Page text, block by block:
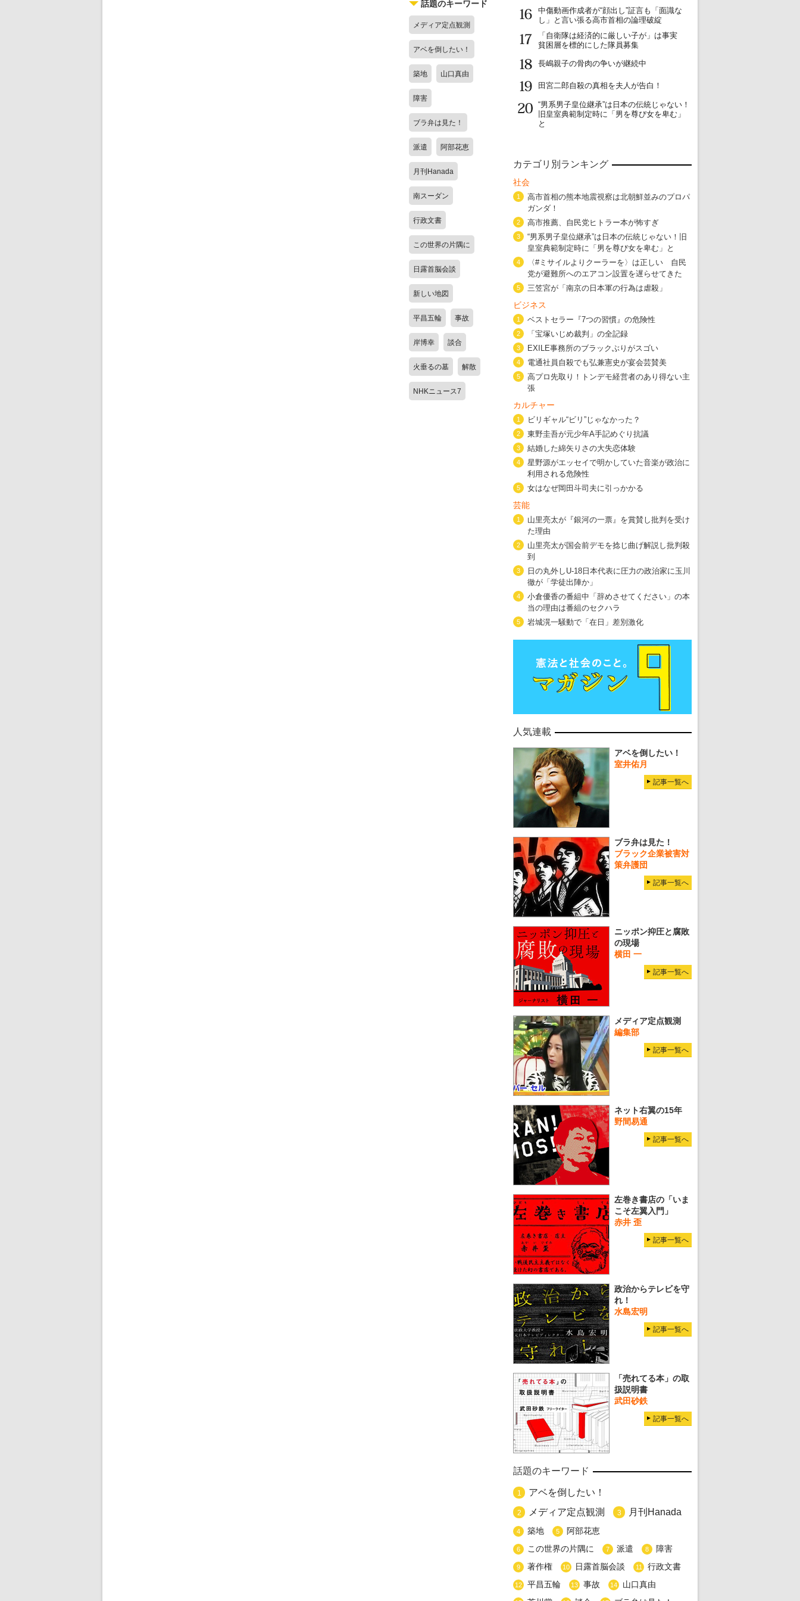
話題のキーワード
メディア定点観測
アベを倒したい！
築地 山口真由
障害
ブラ弁は見た！
派遣 阿部花恵
月刊Hanada
南スーダン
行政文書
この世界の片隅に
日露首脳会談
新しい地図
平昌五輪 事故
岸博幸 談合
火垂るの墓 解散
NHKニュース7
16
中傷動画作成者が“顔出し”証言も「面識な
し」と言い張る高市首相の論理破綻
17
「自衛隊は経済的に厳しい子が」は事実
貧困層を標的にした隊員募集
18
長嶋親子の骨肉の争いが継続中
19
田宮二郎自殺の真相を夫人が告白！
20
“男系男子皇位継承”は日本の伝統じゃない！
旧皇室典範制定時に「男を尊び女を卑む」
と
カテゴリ別ランキング
社会
1
高市首相の熊本地震視察は北朝鮮並みのプロパ
ガンダ！
2 高市推薦、自民党ヒトラー本が怖すぎ
3
“男系男子皇位継承”は日本の伝統じゃない！旧
皇室典範制定時に「男を尊び女を卑む」と
4
〈#ミサイルよりクーラーを〉は正しい 自民
党が避難所へのエアコン設置を遅らせてきた
5 三笠宮が「南京の日本軍の行為は虐殺」
ビジネス
1 ベストセラー『7つの習慣』の危険性
2 「宝塚いじめ裁判」の全記録
3 EXILE事務所のブラックぶりがスゴい
4 電通社員自殺でも弘兼憲史が宴会芸賛美
5
高プロ先取り！トンデモ経営者のあり得ない主
張
カルチャー
1 ビリギャル“ビリ”じゃなかった？
2 東野圭吾が元少年A手記めぐり抗議
3 結婚した綿矢りさの大失恋体験
4
星野源がエッセイで明かしていた音楽が政治に
利用される危険性
5 女はなぜ岡田斗司夫に引っかかる
芸能
1
山里亮太が『銀河の一票』を賞賛し批判を受け
た理由
2
山里亮太が国会前デモを捻じ曲げ解説し批判殺
到
3
日の丸外しU-18日本代表に圧力の政治家に玉川
徹が「学徒出陣か」
4
小倉優香の番組中「辞めさせてください」の本
当の理由は番組のセクハラ
5 岩城滉一騒動で「在日」差別激化
人気連載
アベを倒したい！
室井佑月
記事一覧へ
ブラ弁は見た！
ブラック企業被害対
策弁護団
記事一覧へ
ニッポン抑圧と腐敗
の現場
横田 一
記事一覧へ
メディア定点観測
編集部
記事一覧へ
ネット右翼の15年
野間易通
記事一覧へ
左巻き書店の「いま
こそ左翼入門」
赤井 歪
記事一覧へ
政治からテレビを守
れ！
水島宏明
記事一覧へ
「売れてる本」の取
扱説明書
武田砂鉄
記事一覧へ
話題のキーワード
1 アベを倒したい！
2 メディア定点観測 3 月刊Hanada
4 築地 5 阿部花恵
6 この世界の片隅に 7 派遣 8 障害
9 著作権 10 日露首脳会談 11 行政文書
12 平昌五輪 13 事故 14 山口真由